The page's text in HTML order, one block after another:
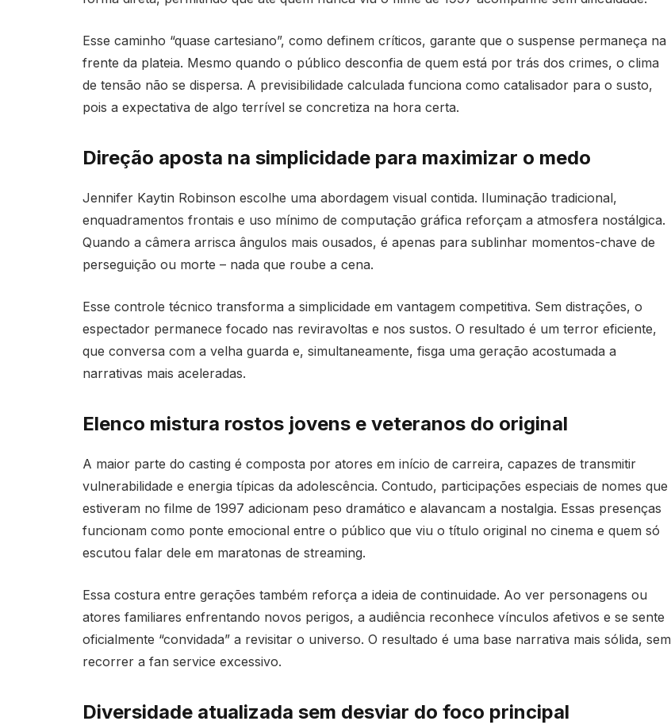
Esse caminho “quase cartesiano”, como definem críticos, garante que o suspense permaneça na
frente da plateia. Mesmo quando o público desconfia de quem está por trás dos crimes, o clima
de tensão não se dispersa. A previsibilidade calculada funciona como catalisador para o susto,
pois a expectativa de algo terrível se concretiza na hora certa.
Direção aposta na simplicidade para maximizar o medo
Jennifer Kaytin Robinson escolhe uma abordagem visual contida. Iluminação tradicional,
enquadramentos frontais e uso mínimo de computação gráfica reforçam a atmosfera nostálgica.
Quando a câmera arrisca ângulos mais ousados, é apenas para sublinhar momentos-chave de
perseguição ou morte – nada que roube a cena.
Esse controle técnico transforma a simplicidade em vantagem competitiva. Sem distrações, o
espectador permanece focado nas reviravoltas e nos sustos. O resultado é um terror eficiente,
que conversa com a velha guarda e, simultaneamente, fisga uma geração acostumada a
narrativas mais aceleradas.
Elenco mistura rostos jovens e veteranos do original
A maior parte do casting é composta por atores em início de carreira, capazes de transmitir
vulnerabilidade e energia típicas da adolescência. Contudo, participações especiais de nomes que
estiveram no filme de 1997 adicionam peso dramático e alavancam a nostalgia. Essas presenças
funcionam como ponte emocional entre o público que viu o título original no cinema e quem só
escutou falar dele em maratonas de streaming.
Essa costura entre gerações também reforça a ideia de continuidade. Ao ver personagens ou
atores familiares enfrentando novos perigos, a audiência reconhece vínculos afetivos e se sente
oficialmente “convidada” a revisitar o universo. O resultado é uma base narrativa mais sólida, sem
recorrer a fan service excessivo.
Diversidade atualizada sem desviar do foco principal